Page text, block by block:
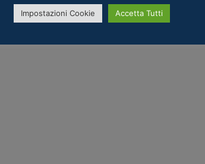
Impostazioni Cookie Accetta Tutti